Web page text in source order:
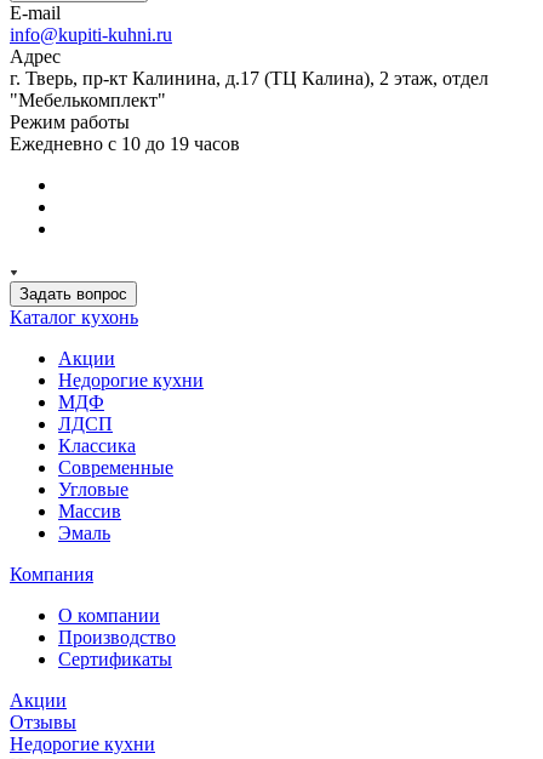
E-mail
info@kupiti-kuhni.ru
Адрес
г. Тверь, пр-кт Калинина, д.17 (ТЦ Калина), 2 этаж, отдел
"Мебелькомплект"
Режим работы
Ежедневно с 10 до 19 часов
Задать вопрос
Каталог кухонь
Акции
Недорогие кухни
МДФ
ЛДСП
Классика
Современные
Угловые
Массив
Эмаль
Компания
О компании
Производство
Сертификаты
Акции
Отзывы
Недорогие кухни